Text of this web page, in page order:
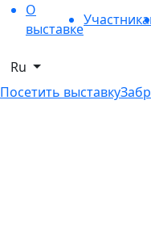
О
выставке
Ru
Посетить выставку